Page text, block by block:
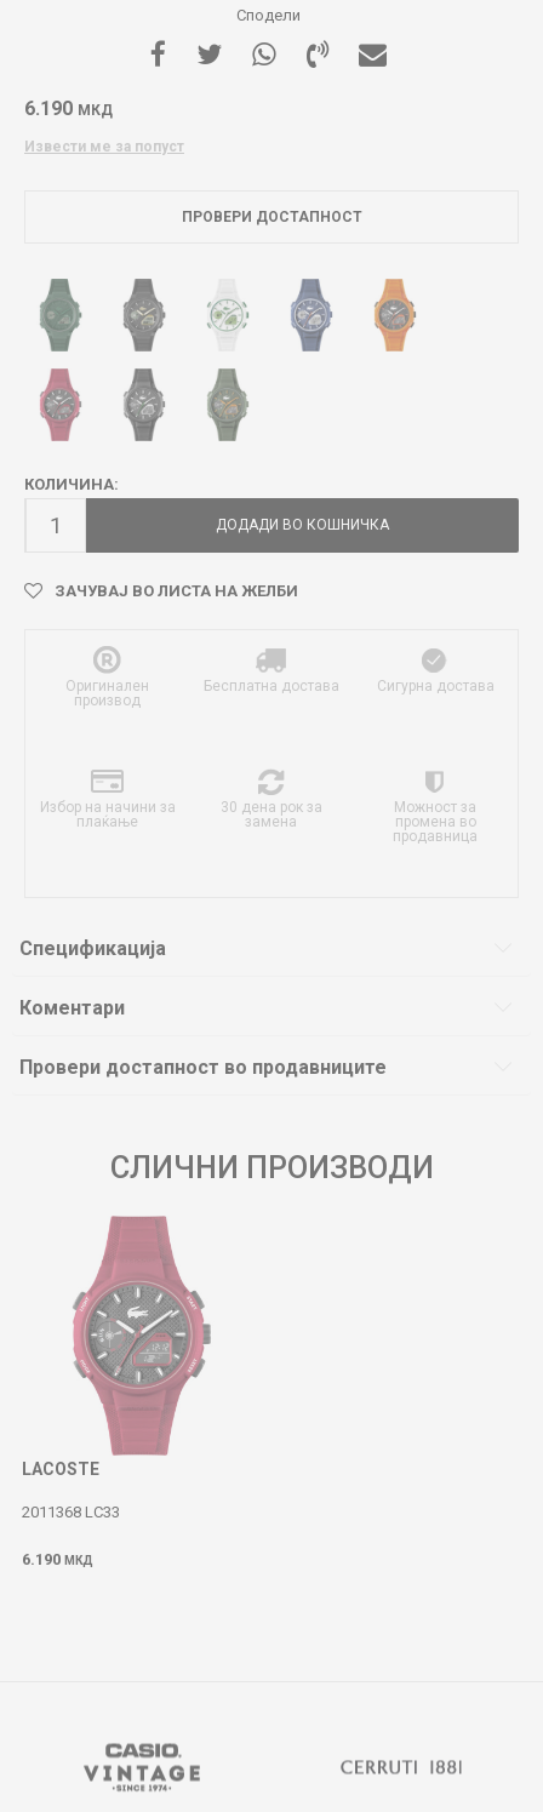
Сподели
6.190 МКД
Извести ме за попуст
ПРОВЕРИ ДОСТАПНОСТ
КОЛИЧИНА:
ДОДАДИ ВО КОШНИЧКА
ЗАЧУВАЈ ВО ЛИСТА НА ЖЕЛБИ
Оригинален
производ
Бесплатна достава Сигурна достава
Избор на начини за
плаќање
30 дена рок за
замена
Можност за
промена во
продавница
Спецификација
Коментари
Провери достапност во продавниците
СЛИЧНИ ПРОИЗВОДИ
LACOSTE
2011368 LC33
6.190 МКД